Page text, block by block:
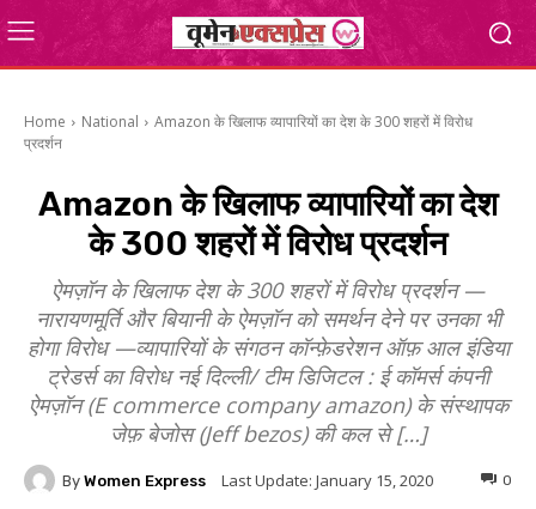
Home National
Amazon के खिलाफ व्यापारियों का देश के 300 शहरों में विरोध
प्रदर्शन
Amazon के खिलाफ व्यापारियों का देश
के 300 शहरों में विरोध प्रदर्शन
ऐमज़ॉन के खिलाफ देश के 300 शहरों में विरोध प्रदर्शन —
नारायणमूर्ति और बियानी के ऐमज़ॉन को समर्थन देने पर उनका भी
होगा विरोध —व्यापारियों के संगठन कॉन्फ़ेडरेशन ऑफ़ आल इंडिया
ट्रेडर्स का विरोध नई दिल्ली/ टीम डिजिटल : ई कॉमर्स कंपनी
ऐमज़ॉन (E commerce company amazon) के संस्थापक
जेफ़ बेजोस (Jeff bezos) की कल से […]
By Women Express Last Update: January 15, 2020 0